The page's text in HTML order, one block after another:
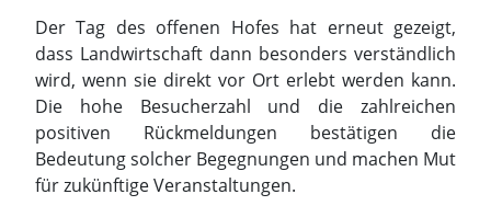
Der Tag des offenen Hofes hat erneut gezeigt,
dass Landwirtschaft dann besonders verständlich
wird, wenn sie direkt vor Ort erlebt werden kann.
Die hohe Besucherzahl und die zahlreichen
positiven Rückmeldungen bestätigen die
Bedeutung solcher Begegnungen und machen Mut
für zukünftige Veranstaltungen.